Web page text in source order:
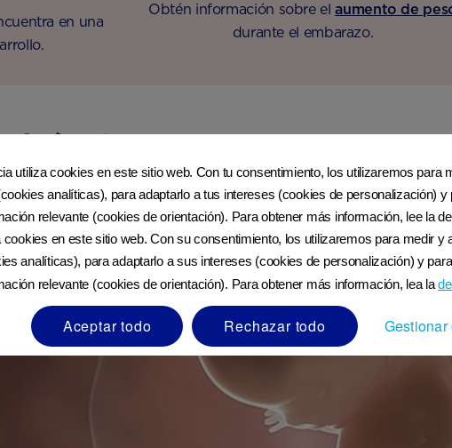
en una
Obtén información sobre elaumento de
durante el embarazo.
a las 10 semanas
utiliza cookies en este sitio web. Con tu consentimiento, los utilizaremos para
analíticas), para adaptarlo a tus intereses (cookies de personalización) y
relevante (cookies de orientación). Para obtener más información, lee la
cookies en este sitio web. Con su consentimiento, los utilizaremos para medir y
analíticas), para adaptarlo a sus intereses (cookies de personalización) y
relevante (cookies de orientación). Para obtener más información, lea la
Aceptar todo Rechazar todo